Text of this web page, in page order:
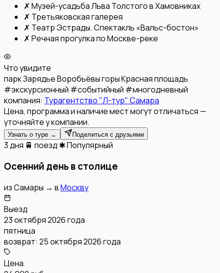
✗ Музей-усадьба Льва Толстого в Хамовниках
✗ Третьяковская галерея
✗ Театр Эстрады. Спектакль «Вальс-бостон»
✗ Речная прогулка по Москве-реке
Что увидите
парк ЗарядьеВоробьёвы горыКрасная площадь
#экскурсионный #событийный #многодневный
компания: Турагентство "Л-тур" Самара
Цена, программа и наличие мест могут отличаться —
уточняйте у компании.
Узнать о туре → Поделиться с друзьями
3 дня 🚆 поезд ✱ Популярный
Осенний день в столице
изСамары → вМоскву
Выезд
23 октября 2026 года
пятница
возврат: 25 октября 2026 года
Цена